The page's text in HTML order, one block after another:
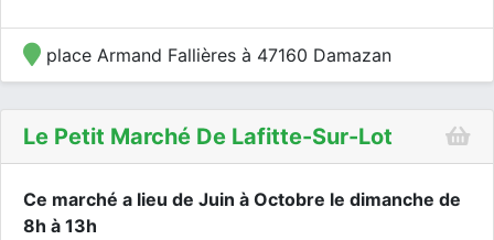
place Armand Fallières à 47160 Damazan
Le Petit Marché De Lafitte-Sur-Lot
Ce marché a lieu de Juin à Octobre le dimanche de
8h à 13h